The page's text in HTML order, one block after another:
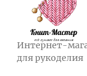
Интернет-
для рукоделия